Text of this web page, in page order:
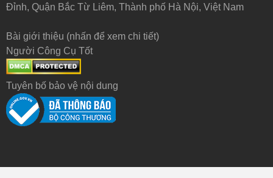
Đỉnh, Quận Bắc Từ Liêm, Thành phố Hà Nội, Việt Nam
Bài giới thiệu (nhấn để xem chi tiết)
Người Công Cụ Tốt
Tuyên bố bảo vệ nội dung